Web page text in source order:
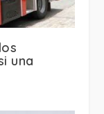
una